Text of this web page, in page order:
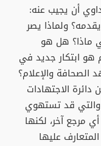
أن يجيب عنه:
ولماذا يصر
ماذا؟ هل هو
هو ابتكار جديد في
الصحافة والإعلام؟
الاجتهادات
والتي قد تستهوي
مرجع آخر، لكنها
عليها